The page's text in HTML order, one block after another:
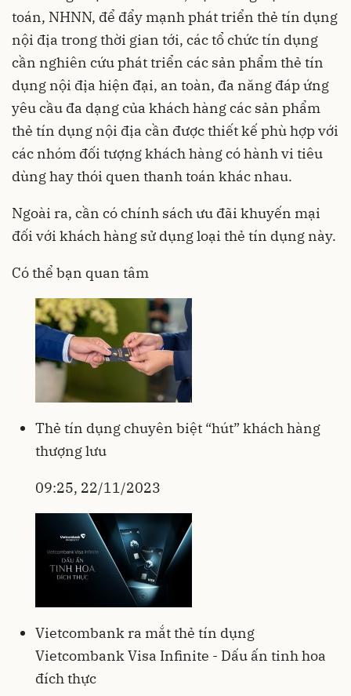
toán, NHNN, để đẩy mạnh phát triển thẻ tín dụng
nội địa trong thời gian tới, các tổ chức tín dụng
cần nghiên cứu phát triển các sản phẩm thẻ tín
dụng nội địa hiện đại, an toàn, đa năng đáp ứng
yêu cầu đa dạng của khách hàng các sản phẩm
thẻ tín dụng nội địa cần được thiết kế phù hợp với
các nhóm đối tượng khách hàng có hành vi tiêu
dùng hay thói quen thanh toán khác nhau.
Ngoài ra, cần có chính sách ưu đãi khuyến mại
đối với khách hàng sử dụng loại thẻ tín dụng này.
Có thể bạn quan tâm
Thẻ tín dụng chuyên biệt “hút” khách hàng
thượng lưu
09:25, 22/11/2023
Vietcombank ra mắt thẻ tín dụng
Vietcombank Visa Infinite - Dấu ấn tinh hoa
đích thực